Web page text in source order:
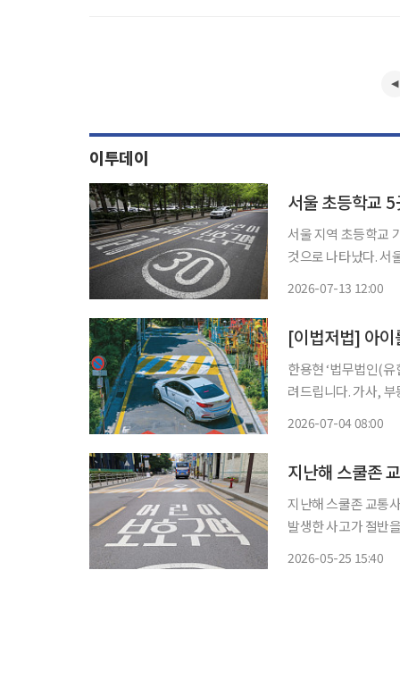
이투데이
서울 초등학교
서울 지역 초등학교
것으로 나타났다. 서
2026-07-13 12:00
한용현 ‘법무법인(유한) 원’ 변호사 법조 기자들이 모
려드립니다. 가사,
2026-07-04 08:00
지난해 스쿨존
지난해 스쿨존 교통
발생한 사고가 절반
2026-05-25 15:40